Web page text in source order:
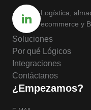
Logística,
ecommerce y
Soluciones
Por qué Lógicos
Integraciones
Contáctanos
¿Empezamos?